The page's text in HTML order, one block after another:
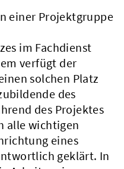
einer Projektgruppe
im Fachdienst
verfügt der
solchen Platz
des
des Projektes
alle wichtigen
eines
geklärt. In